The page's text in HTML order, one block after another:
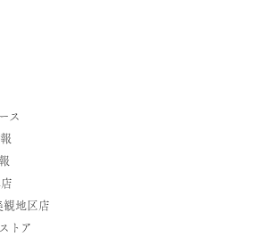
ス
地区店
トア